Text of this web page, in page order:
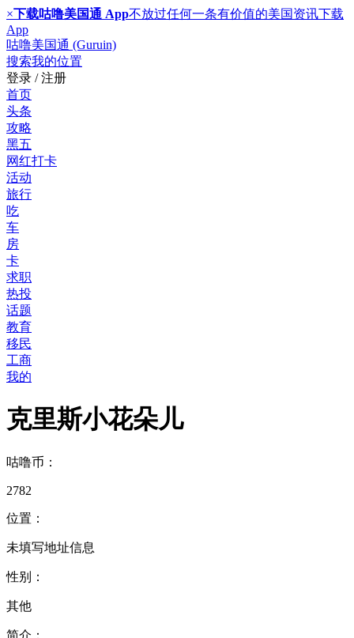
×下载咕噜美国通 App不放过任何一条有价值的美国资讯下载
App
咕噜美国通 (Guruin)
搜索我的位置
登录 / 注册
首页
头条
攻略
黑五
网红打卡
活动
旅行
吃
车
房
卡
求职
热投
话题
教育
移民
工商
我的
克里斯小花朵儿
咕噜币：
2782
位置：
未填写地址信息
性别：
其他
简介：